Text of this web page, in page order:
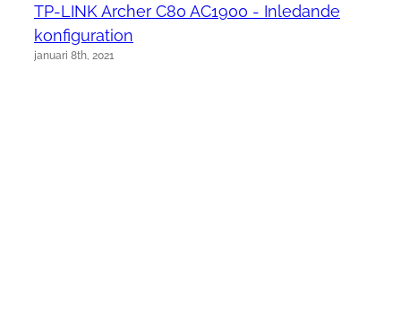
TP-LINK Archer C80 AC1900 - Inledande
konfiguration
januari 8th, 2021